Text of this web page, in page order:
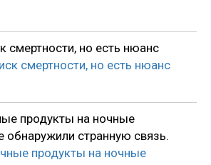
смертности, но есть нюанс
продукты на ночные
странную связь.